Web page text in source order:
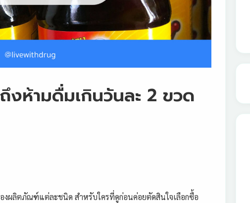
งห้ามดื่มเกินวันละ 2 ขวด
งผลิตภัณฑ์แต่ละชนิด สำหรับใครที่ดูก่อนค่อยตัดสินใจเลือกซื้อ